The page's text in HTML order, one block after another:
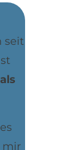
seit
mir